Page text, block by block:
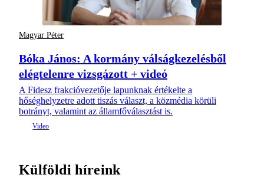
Magyar Péter
Bóka János: A kormány válságkezelésből
elégtelenre vizsgázott + videó
A Fidesz frakcióvezetője lapunknak értékelte a
hőséghelyzetre adott tiszás választ, a közmédia körüli
botrányt, valamint az államfőválasztást is.
Külföldi híreink